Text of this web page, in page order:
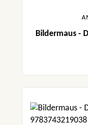
Bildermaus -